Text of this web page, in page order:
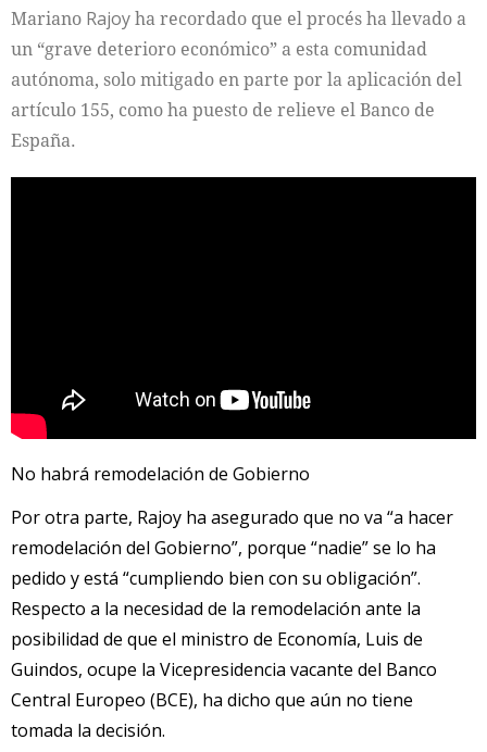
Mariano Rajoyha recordado que el procés ha llevado a
un “grave deterioro económico” a esta comunidad
autónoma, solo mitigado en parte por la aplicación del
artículo 155, como ha puesto de relieve el Banco de
España.
No habrá remodelación de Gobierno
Por otra parte, Rajoy ha asegurado que no va “a hacer
remodelación del Gobierno”, porque “nadie” se lo ha
pedido y está “cumpliendo bien con su obligación”.
Respecto a la necesidad de la remodelación ante la
posibilidad de que el ministro de Economía, Luis de
Guindos, ocupe la Vicepresidencia vacante del Banco
Central Europeo (BCE), ha dicho que aún no tiene
tomada la decisión.